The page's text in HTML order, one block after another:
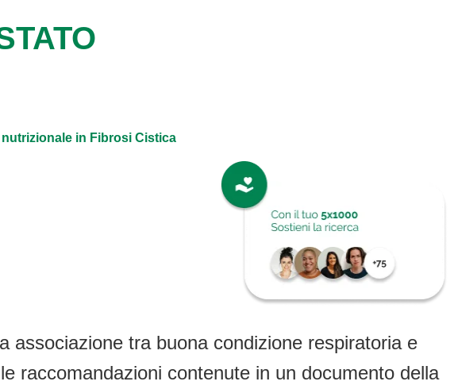
in Fibrosi Cistica
associazione tra buona condizione respiratoria e
raccomandazioni contenute in un documento della